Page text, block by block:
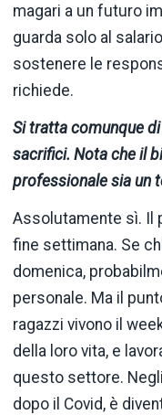
magari a un futuro
guarda solo al
sostenere le
richiede.
Si tratta comunque
sacrifici. Nota che il
professionale sia un
Assolutamente sì. Il
fine settimana. Se
domenica,
personale. Ma il
ragazzi vivono il
della loro vita, e
questo settore.
dopo il Covid, è